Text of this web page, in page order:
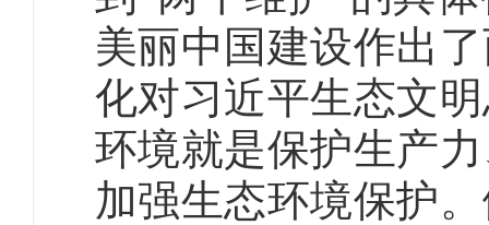
美丽中国建设作出
化对习近平生态文
环境就是保护生产
加强生态环境保护